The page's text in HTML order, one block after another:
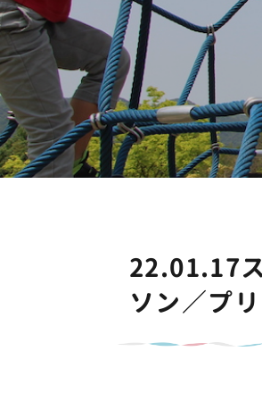
22.01.17
ソン／プ